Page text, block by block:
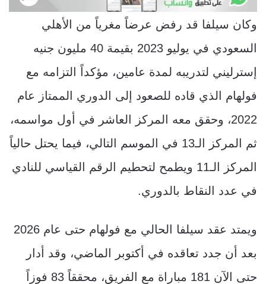
وكان سيلفا قد رفض عرضاً مغرياً من الأهلي
السعودي في يوليو 2023 بقيمة 40 مليون جنيه
إسترليني لتدريبه لمدة عامين، مؤكداً التزامه مع
فولهام الذي قاده للصعود إلى الدوري الممتاز عام
2022، وحقق معه المركز العاشر في أول مواسمه،
ثم المركز الـ13 في الموسم التالي، فيما يحتل حالياً
المركز الـ11 ويطمح لتحطيم الرقم القياسي للنادي
في عدد النقاط بالدوري.
ويمتد عقد سيلفا الحالي مع فولهام حتى عام 2026
بعد أن جدد تعاقده في أكتوبر الماضي، وقد أدار
حتى الآن 181 مباراة مع الفريق، محققاً 83 فوزاً